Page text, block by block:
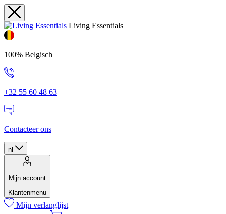
Living Essentials
100% Belgisch
+32 55 60 48 63
Contacteer ons
nl
Mijn account
Klantenmenu
Mijn verlanglijst